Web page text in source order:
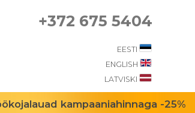
+372 675 5404
EESTI
ENGLISH
LATVISKI
kampaaniahinnaga -25%